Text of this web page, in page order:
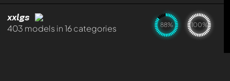
xxlgs
403 models in 16 categories
88% 100%